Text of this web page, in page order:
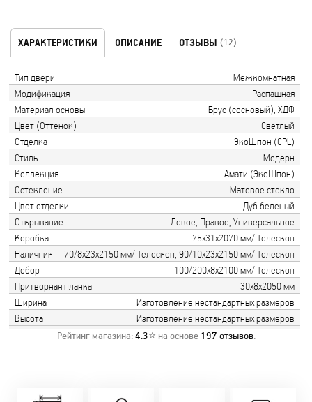
ХАРАКТЕРИСТИКИ ОПИСАНИЕ ОТЗЫВЫ (12)
Тип двери
Межкомнатная
Модификация
Распашная
Материал основы
Брус (сосновый), ХДФ
Цвет (Оттенок)
Светлый
Отделка
ЭкоШпон (CPL)
Стиль
Модерн
Коллекция
Амати (ЭкоШпон)
Остекление
Матовое стекло
Цвет отделки
Дуб беленый
Открывание
Левое, Правое, Универсальное
Коробка
75х31х2070 мм/ Телескоп
Наличник
70/8х23х2150 мм/ Телескоп, 90/10х23х2150 мм/ Телескоп
Добор
100/200х8х2100 мм/ Телескоп
Притворная планка
30х8х2050 мм
Ширина
Изготовление нестандартных размеров
Высота
Изготовление нестандартных размеров
Рейтинг магазина:4.3⭐ на основе 197 отзывов.
Замер бесплатно!